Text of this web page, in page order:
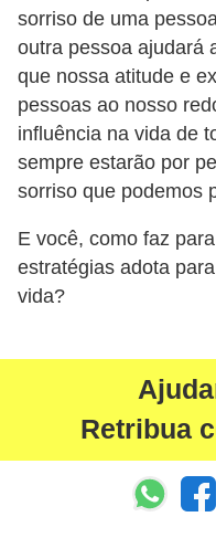
sorriso de uma
outra pessoa ajudará
que nossa atitude e
pessoas ao nosso
influência na vida de
sempre estarão por
sorriso que podemos
E você, como faz
estratégias adota
vida?
Retribua